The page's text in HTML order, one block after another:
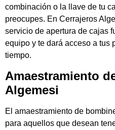
combinación o la llave de tu
preocupes. En Cerrajeros
servicio de apertura de cajas
equipo y te dará acceso a tus
tiempo.
Amaestramiento
Algemesi
El amaestramiento de
para aquellos que desean